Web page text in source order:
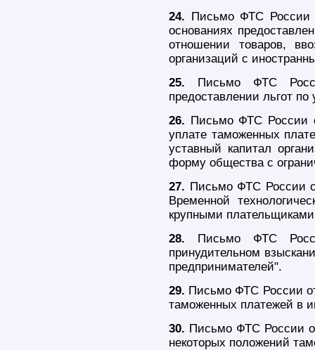
24. Письмо ФТС России
основаниях
отношении товаров,
организаций с
25. Письмо ФТС
предоставлении льгот
26. Письмо ФТС России
уплате таможенных
уставный капитал
форму общества с
27. Письмо ФТС России
Временной
крупными
28. Письмо ФТС
принудительном
предпринимателей".
29. Письмо ФТС России
таможенных платежей в
30. Письмо ФТС России
некоторых положений